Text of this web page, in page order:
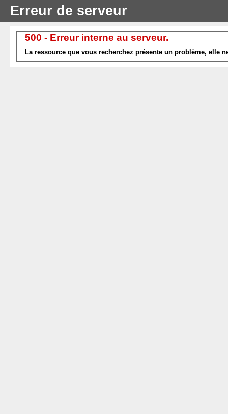
Erreur de serveur
500 - Erreur interne au serveur.
La ressource que vous recherchez présente un problème, elle